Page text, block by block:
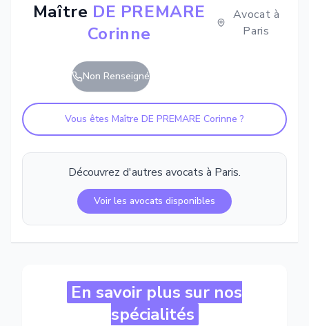
Maître DE PREMARE
Corinne
Avocat à
Paris
Non Renseigné
Vous êtes Maître DE PREMARE Corinne ?
Découvrez d'autres avocats à Paris.
Voir les avocats disponibles
En savoir plus sur nos
spécialités